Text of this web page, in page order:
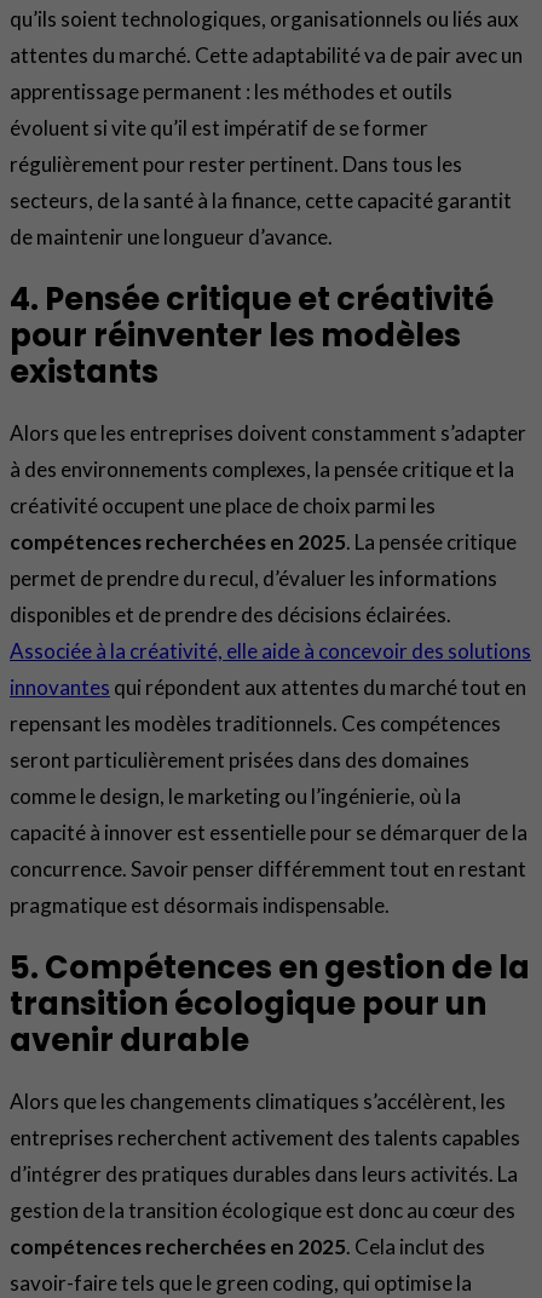
qu’ils soient technologiques, organisationnels ou liés aux
attentes du marché. Cette adaptabilité va de pair avec un
apprentissage permanent : les méthodes et outils
évoluent si vite qu’il est impératif de se former
régulièrement pour rester pertinent. Dans tous les
secteurs, de la santé à la finance, cette capacité garantit
de maintenir une longueur d’avance.
4. Pensée critique et créativité
pour réinventer les modèles
existants
Alors que les entreprises doivent constamment s’adapter
à des environnements complexes, la pensée critique et la
créativité occupent une place de choix parmi les
compétences recherchées en 2025. La pensée critique
permet de prendre du recul, d’évaluer les informations
disponibles et de prendre des décisions éclairées.
Associée à la créativité, elle aide à concevoir des solutions
innovantes qui répondent aux attentes du marché tout en
repensant les modèles traditionnels. Ces compétences
seront particulièrement prisées dans des domaines
comme le design, le marketing ou l’ingénierie, où la
capacité à innover est essentielle pour se démarquer de la
concurrence. Savoir penser différemment tout en restant
pragmatique est désormais indispensable.
5. Compétences en gestion de la
transition écologique pour un
avenir durable
Alors que les changements climatiques s’accélèrent, les
entreprises recherchent activement des talents capables
d’intégrer des pratiques durables dans leurs activités. La
gestion de la transition écologique est donc au cœur des
compétences recherchées en 2025. Cela inclut des
savoir-faire tels que le green coding, qui optimise la